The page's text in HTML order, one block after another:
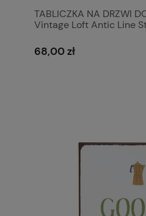
TABLICZKA NA DRZWI
Vintage Loft Antic Line
68,00 zł